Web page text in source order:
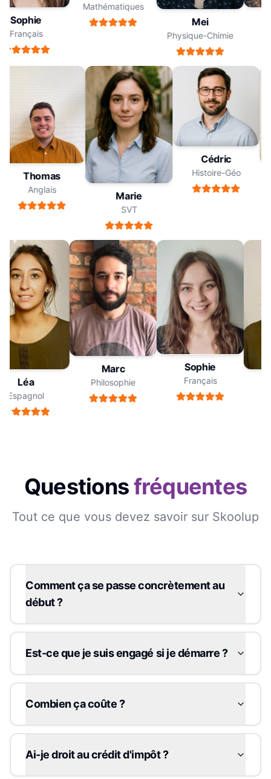
Sophie
Français
Mathématiques
Mei
Physique-Chimie
Thomas
Anglais
Marie
SVT
Cédric
Histoire-Géo
Léa
Espagnol
Marc
Philosophie
Sophie
Français
Questionsfréquentes
Tout ce que vous devez savoir sur Skoolup
Comment ça se passe concrètement au
début ?
Est-ce que je suis engagé si je démarre ?
Combien ça coûte ?
Ai-je droit au crédit d'impôt ?